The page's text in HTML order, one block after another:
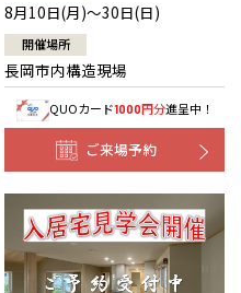
8月10日(月)～30日(日)
開催場所
長岡市内構造現場
QUOカード1000円分進呈中！
ご来場予約